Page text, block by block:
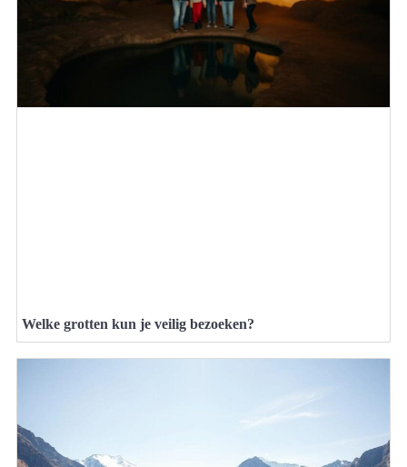
Welke grotten kun je veilig bezoeken?